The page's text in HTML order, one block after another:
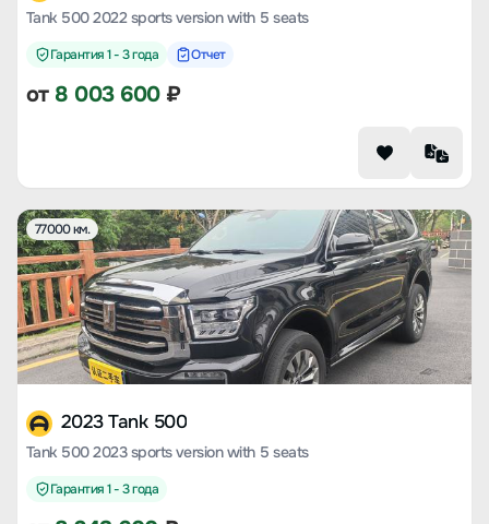
Tank 500 2022 sports version with 5 seats
Гарантия 1 - 3 года Отчет
от 8 003 600₽
77000 км.
2023 Tank 500
Tank 500 2023 sports version with 5 seats
Гарантия 1 - 3 года